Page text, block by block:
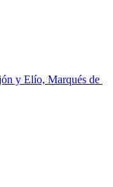
y Elío, Marqués de